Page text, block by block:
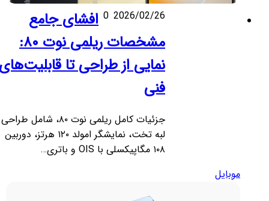
2026/02/26
0 افشای جامع
مشخصات ریلمی نوت ۸۰:
نمایی از طراحی تا قابلیت‌های
فنی
جزئیات کامل ریلمی نوت ۸۰، شامل طراحی
لبه تخت، نمایشگر امولد ۱۲۰ هرتز، دوربین
۱۰۸ مگاپیکسلی با OIS و باتری…
موبایل